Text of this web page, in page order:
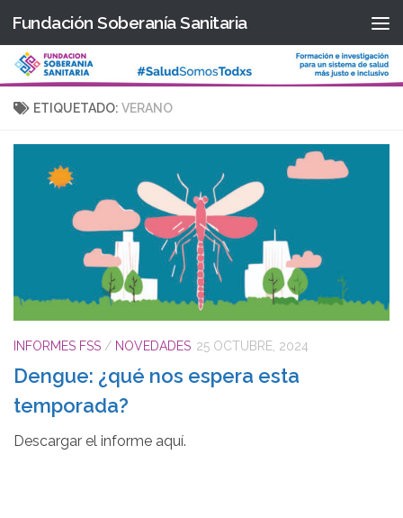
Saltar al contenido
Fundación Soberanía Sanitaria
ETIQUETADO: VERANO
INFORMES FSS / NOVEDADES 25 OCTUBRE, 2024
Dengue: ¿qué nos espera esta
temporada?
Descargar el informe aquí.